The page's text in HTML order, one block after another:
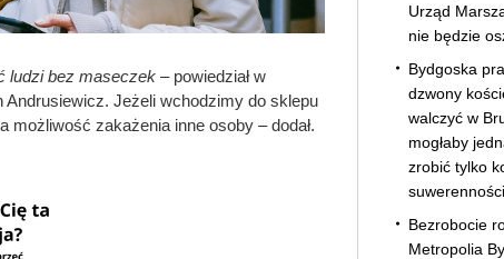
ludzi bez maseczek – powiedział w
Andrusiewicz. Jeżeli wchodzimy do sklepu
zakażenia inne osoby – dodał.
Urząd
nie będzie
Bydgoska
dzwony
walczyć w
mogłaby
zrobić tylko
Bezrobocie
Metropolia